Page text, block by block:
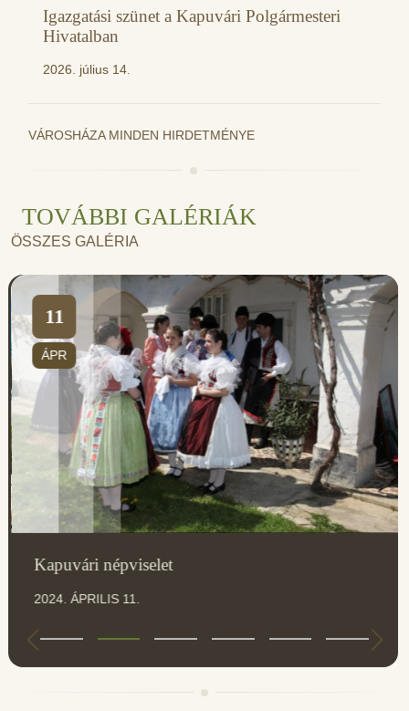
Igazgatási szünet a Kapuvári Polgármesteri
Hivatalban
2026. július 14.
VÁROSHÁZA MINDEN HIRDETMÉNYE
TOVÁBBI GALÉRIÁK
ÖSSZES GALÉRIA
11
ÁPR
Kapuvári népviselet
2024. ÁPRILIS 11.